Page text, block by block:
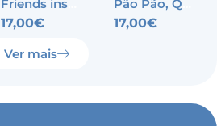
17,00€ 17,00€
Ver mais